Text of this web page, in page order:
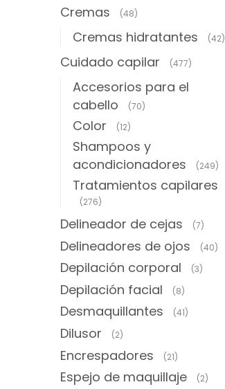
Cremas (48)
Cremas hidratantes (42)
Cuidado capilar (477)
Accesorios para el
cabello
(70)
Color (12)
Shampoos y
acondicionadores
(249)
Tratamientos capilares
(276)
Delineador de cejas (7)
Delineadores de ojos (40)
Depilación corporal (3)
Depilación facial (8)
Desmaquillantes (41)
Dilusor (2)
Encrespadores (21)
Espejo de maquillaje (2)